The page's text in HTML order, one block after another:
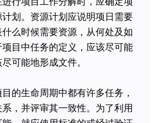
划。资源计划应说明项日需要
么时候需要资源，从何处及如
目中任务的定义，应该尽可能
可能地形成文件。
的生命周期中都有许多任务，
，并评审其一致性。为了利用